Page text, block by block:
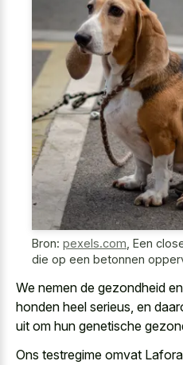
Bron: pexels.com Een
die op een betonnen
We nemen de gezondheid
honden heel serieus, en
uit om hun genetische
Ons testregime omvat